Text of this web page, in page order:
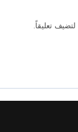
لتضيف تعليقاً.